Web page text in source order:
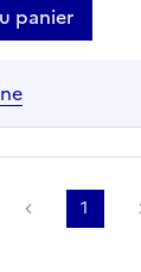
panier
Précédente
1